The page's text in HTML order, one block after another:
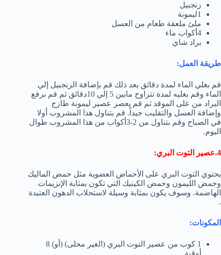
زنجبيل
1ليمونة
ملئ ملعقة طعام من العسل
4أكواب ماء
براد شاي
طريقة العمل:
قم بغلي الماء لمدة دقائق بعد ذلك قم بإضافة الزنجبيل إلي
الماء وقم بغليه لمدة تتراوح مابين 5 إلي 10دقائق ثم قم برفع
البراد من على الموقد ثم قم بعصر عصير ليمونة طازج
وإضافة العسل والتقليب جيداً. قم بتناول هذا المشروب أولا
في الصباح وقم بتناول من 2-3أكواب من هذا المشروب طوال
اليوم.
4.عصير التوت البري:
يحتوي التوت البري على الأحماض العضوية مثل حمض الماليك
وحمض الليمون وحمض الكينيك التي تكون بمثابة الإنزيمات
الهاضمة. وسوف يكون بمثابة وسيلة لاستحلاب الدهون العتيدة
.
المكونات:
1 كوب من عصير التوت البري (الغير محلى) (أو) 8